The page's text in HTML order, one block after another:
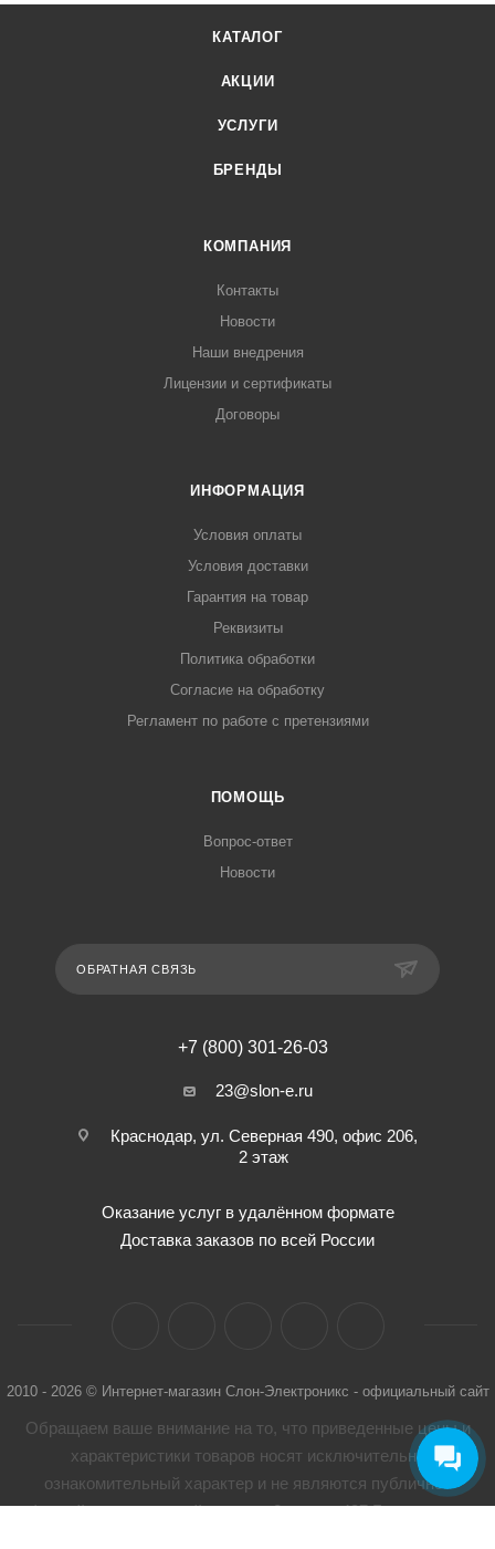
КАТАЛОГ
АКЦИИ
УСЛУГИ
БРЕНДЫ
КОМПАНИЯ
Контакты
Новости
Наши внедрения
Лицензии и сертификаты
Договоры
ИНФОРМАЦИЯ
Условия оплаты
Условия доставки
Гарантия на товар
Реквизиты
Политика обработки
Согласие на обработку
Регламент по работе с претензиями
ПОМОЩЬ
Вопрос-ответ
Новости
ОБРАТНАЯ СВЯЗЬ
+7 (800) 301-26-03
23@slon-e.ru
Краснодар, ул. Северная 490, офис 206,
2 этаж
Оказание услуг в удалённом формате
Доставка заказов по всей России
2010 - 2026 © Интернет-магазин Слон-Электроникс - официальный сайт
Обращаем ваше внимание на то, что приведенные цены и
характеристики товaров носят исключительно
ознакомительный характер и не являются публичной
офертой, определенной пунктом 2 статьи 437 Гражданского